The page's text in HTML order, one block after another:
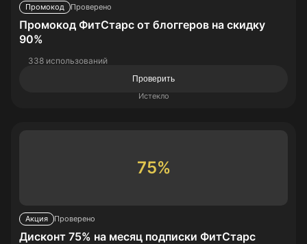
Промокод Проверено
Промокод ФитСтарс от блоггеров на скидку
90%
338 использований
Проверить
Истекло
75%
Акция Проверено
Дисконт 75% на месяц подписки ФитСтарс